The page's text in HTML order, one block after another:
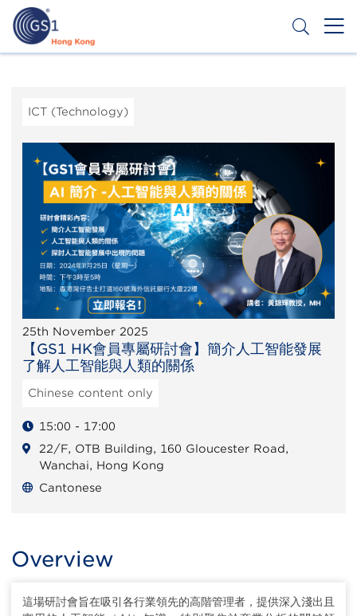
Skip
main
content
Second
Menu
ICT (Technology)
25th November 2025
【GS1 HK會員專屬研討會】簡介人工智能發展
了解人工智能與人類的關係
Chinese content only
15:00 - 17:00
22/F, OTB Building, 160 Gloucester Road,
Wanchai, Hong Kong
Cantonese
Overview
這場研討會旨在吸引各行業領先的高階管理者，提供深入淺出且